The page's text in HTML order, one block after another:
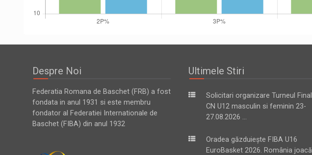
Despre Noi
Federatia Romana de Baschet (FRB) a fost
fondata in anul 1931 si este membru
fondator al Federatiei Internationale de
Baschet (FIBA) din anul 1932
Ultimele Stiri
Solicitari organizare Turneul Final
CN U12 masculin si feminin 23-
27.08.2026 ...
Oradea găzduiește FIBA U16
EuroBasket 2026. România joacă